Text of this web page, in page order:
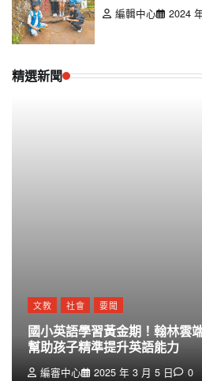
編輯中心 2024
精選新聞
文教 社會 要聞
國小英語學習黃金期！翰林雲
幫助孩子精準提升英語能力
編審中心 2025 年 3 月 5 日 0